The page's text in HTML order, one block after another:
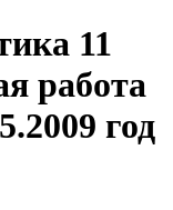
11
работа
год